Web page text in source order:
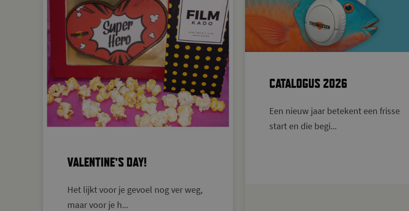
VALENTINE'S DAY!
Het lijkt voor je gevoel nog ver weg,
maar voor je h...
CATALOGUS 2026
Een nieuw jaar betekent een frisse
start en die begi...